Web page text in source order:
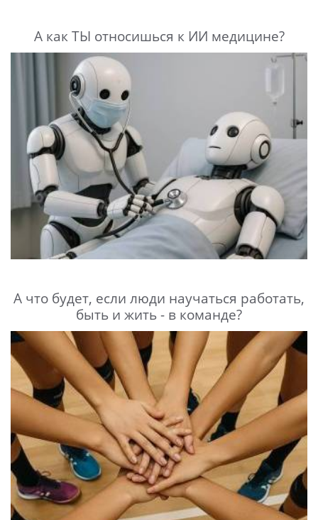
А как ТЫ относишься к ИИ медицине?
А что будет, если люди научаться работать,
быть и жить - в команде?